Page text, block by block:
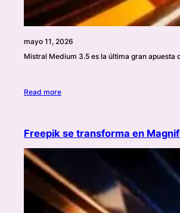
mayo 11, 2026
Mistral Medium 3.5 es la última gran
Read more
Freepik se transforma en